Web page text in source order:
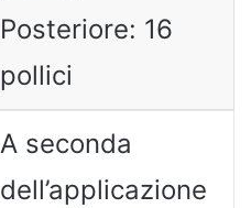
Posteriore: 16
pollici
A seconda
dell’applicazione